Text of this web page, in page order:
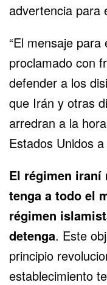
advertencia para
“El mensaje
proclamado con
defender a los
que Irán y otras
arredran a la
Estados Unidos a
El régimen iraní
tenga a todo el
régimen
detenga. Este
principio
establecimiento